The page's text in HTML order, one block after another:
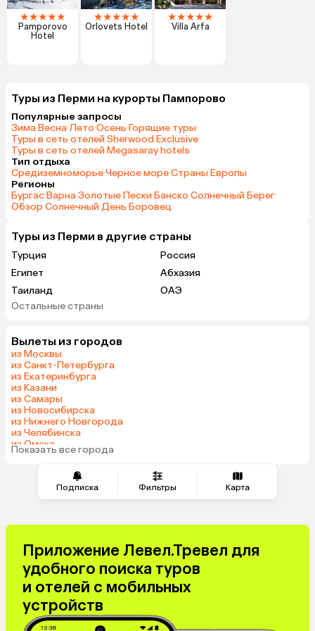
Подписка Фильтры Карта
★★★★★
Pamporovo
Hotel
★★★★★
Orlovets Hotel
★★★★★
Villa Arfa
Туры из Перми на курорты Пампорово
Популярные запросы
Зима·Весна·Лето·Осень·Горящие туры·
Туры в сеть отелей Sherwood Exclusive·
Туры в сеть отелей Megasaray hotels
Тип отдыха
Средиземноморье·Черное море·Страны Европы
Регионы
Бургас·Варна·Золотые Пески·Банско·Солнечный Берег·
Обзор·Солнечный День·Боровец
Туры из Перми в другие страны
Турция
Россия
Египет
Абхазия
Таиланд
ОАЭ
Гонконг
Остальные страны
Вылеты из городов
из Москвы
из Санкт-Петербурга
из Екатеринбурга
из Казани
из Самары
из Новосибирска
из Нижнего Новгорода
из Челябинска
из Омска
из Красноярска
Показать все города
Приложение Левел.Тревел для
удобного поиска туров
и отелей с мобильных
устройств